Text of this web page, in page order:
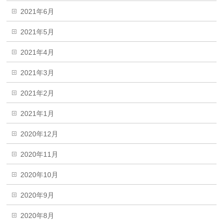
2021年6月
2021年5月
2021年4月
2021年3月
2021年2月
2021年1月
2020年12月
2020年11月
2020年10月
2020年9月
2020年8月